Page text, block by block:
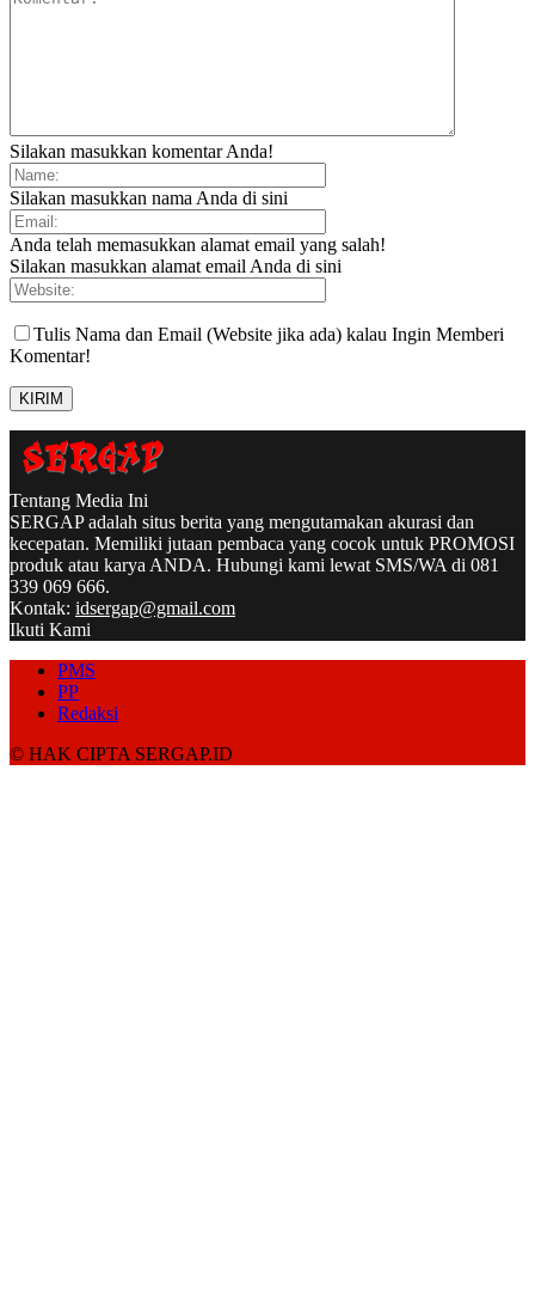
Silakan masukkan komentar Anda!
Silakan masukkan nama Anda di sini
Anda telah memasukkan alamat email yang salah!
Silakan masukkan alamat email Anda di sini
Tulis Nama dan Email (Website jika ada) kalau Ingin Memberi
Komentar!
Tentang Media Ini
SERGAP adalah situs berita yang mengutamakan akurasi dan
kecepatan. Memiliki jutaan pembaca yang cocok untuk PROMOSI
produk atau karya ANDA. Hubungi kami lewat SMS/WA di 081
339 069 666.
Kontak: idsergap@gmail.com
Ikuti Kami
PMS
PP
Redaksi
© HAK CIPTA SERGAP.ID